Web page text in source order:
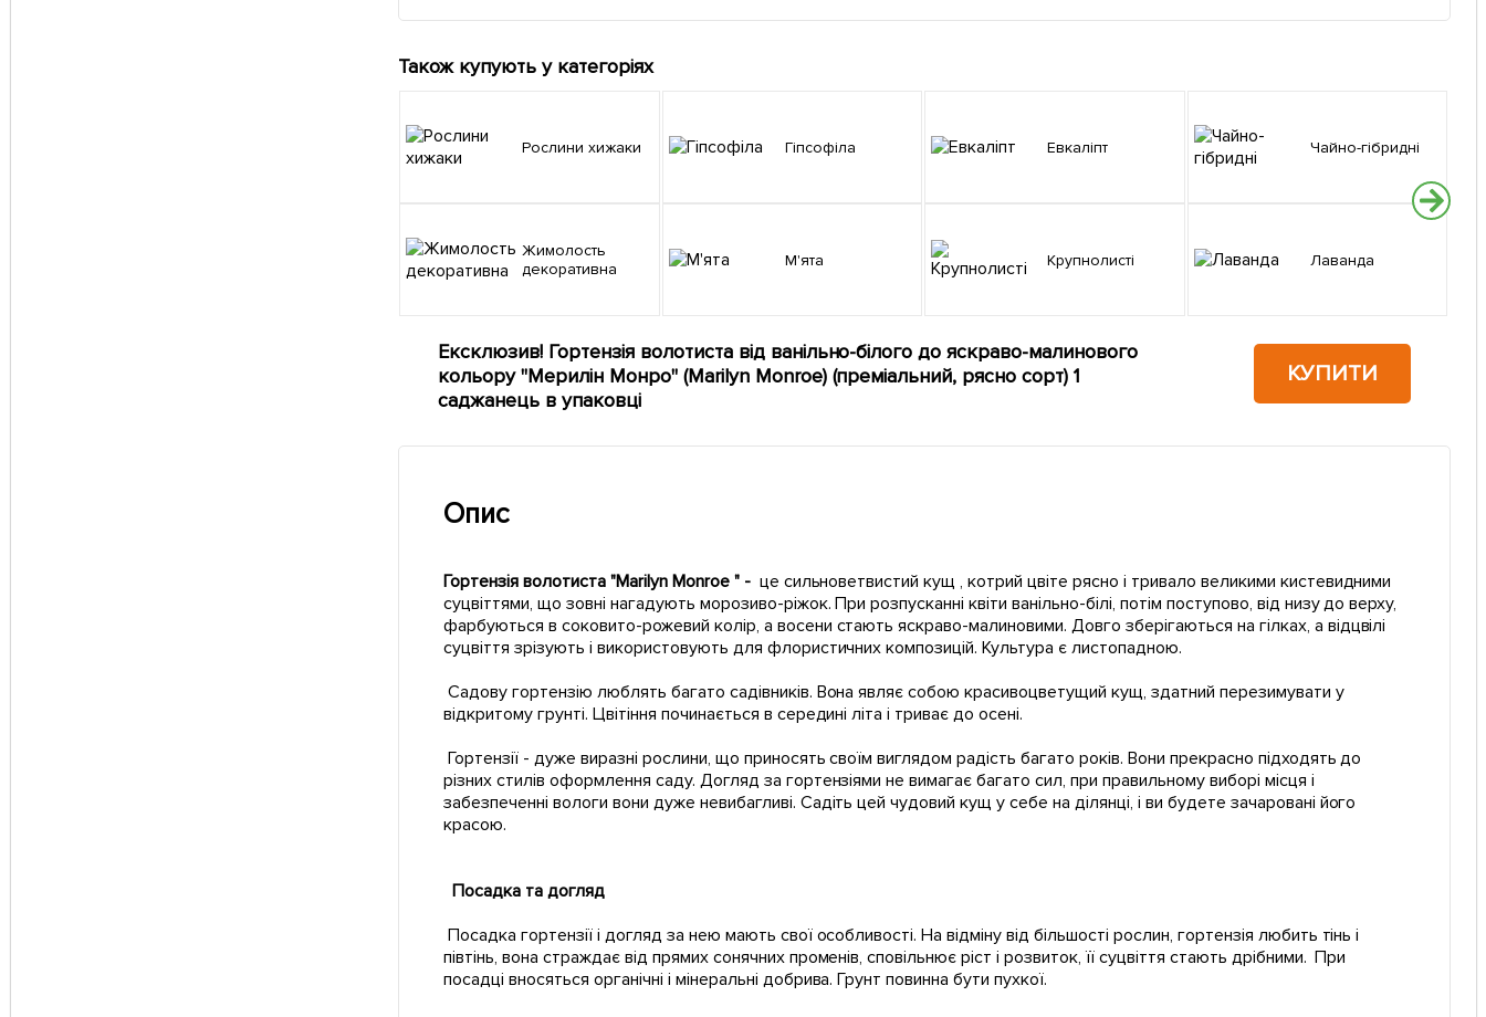
Також купують у категоріях
Рослини хижаки
Жимолость
декоративна
Гіпсофіла
М'ята
Евкаліпт
Крупнолисті
Чайно-гібридні
Лаванда
Ексклюзив! Гортензія волотиста від ванільно-білого до яскраво-малинового
кольору "Мерилін Монро" (Marilyn Monroe) (преміальний, рясно сорт) 1
саджанець в упаковці
КУПИТИ
Опис
Гортензія волотиста "Marilyn Monroe " - це сильноветвистий кущ , котрий цвіте рясно і тривало великими кистевидними
суцвіттями, що зовні нагадують морозиво-ріжок. При розпусканні квіти ванільно-білі, потім поступово, від низу до верху,
фарбуються в соковито-рожевий колір, а восени стають яскраво-малиновими. Довго зберігаються на гілках, а відцвілі
суцвіття зрізують і використовують для флористичних композицій. Культура є листопадною.
Садову гортензію люблять багато садівників. Вона являє собою красивоцветущий кущ, здатний перезимувати у
відкритому грунті. Цвітіння починається в середині літа і триває до осені.
Гортензії - дуже виразні рослини, що приносять своїм виглядом радість багато років. Вони прекрасно підходять до
різних стилів оформлення саду. Догляд за гортензіями не вимагає багато сил, при правильному виборі місця і
забезпеченні вологи вони дуже невибагливі. Садіть цей чудовий кущ у себе на ділянці, і ви будете зачаровані його
красою.
Посадка та догляд
Посадка гортензії і догляд за нею мають свої особливості. На відміну від більшості рослин, гортензія любить тінь і
півтінь, вона страждає від прямих сонячних променів, сповільнює ріст і розвиток, її суцвіття стають дрібними. При
посадці вносяться органічні і мінеральні добрива. Грунт повинна бути пухкої.